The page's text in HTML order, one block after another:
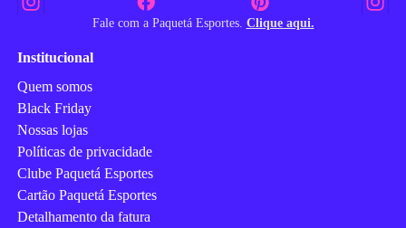
Fale com a Paquetá Esportes. Clique aqui.
Institucional
Quem somos
Black Friday
Nossas lojas
Políticas de privacidade
Clube Paquetá Esportes
Cartão Paquetá Esportes
Detalhamento da fatura